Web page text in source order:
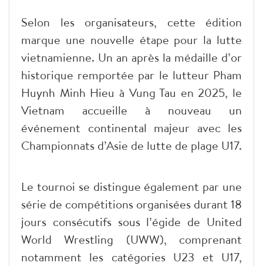
​Selon les organisateurs, cette édition
marque une nouvelle étape pour la lutte
vietnamienne. Un an après la médaille d’or
historique remportée par le lutteur Pham
Huynh Minh Hieu à Vung Tau en 2025, le
Vietnam accueille à nouveau un
événement continental majeur avec les
Championnats d’Asie de lutte de plage U17.
​Le tournoi se distingue également par une
série de compétitions organisées durant 18
jours consécutifs sous l’égide de United
World Wrestling (UWW), comprenant
notamment les catégories U23 et U17,